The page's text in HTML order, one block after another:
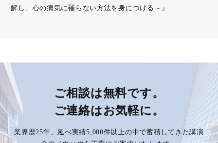
解し、心の病気に罹らない方法を身につける～』
ご相談は無料です。
ご連絡はお気軽に。
業界歴25年、延べ実績5,000件以上の中で蓄積してきた講演